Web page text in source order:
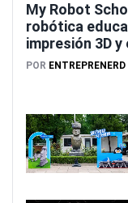
My Robot
robótica
impresión 3D
POR ENTREPRENERD